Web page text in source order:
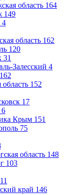
область 164
149
4
область 162
120
31
Залесский 4
162
область 152
17
6
Крым 151
75
область 148
103
11
край 146